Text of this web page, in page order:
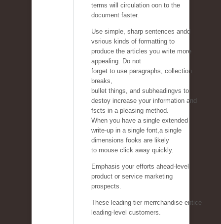
terms will circulation oon to the
document faster.
Use simple, sharp sentences andd
vsrious kinds of formatting to
produce the articles you write more
appealing. Do not
forget to use paragraphs, collection
breaks,
bullet things, and subheadingvs to
destoy increase your information and
fscts in a pleasing method.
When you have a single extended
write-up in a single font,a single
dimensions fooks are likely
to mouse click away quickly.
Emphasis your efforts ahead-level
product or service marketing
prospects.
These leading-tier merrchandise entice
leading-level customers.